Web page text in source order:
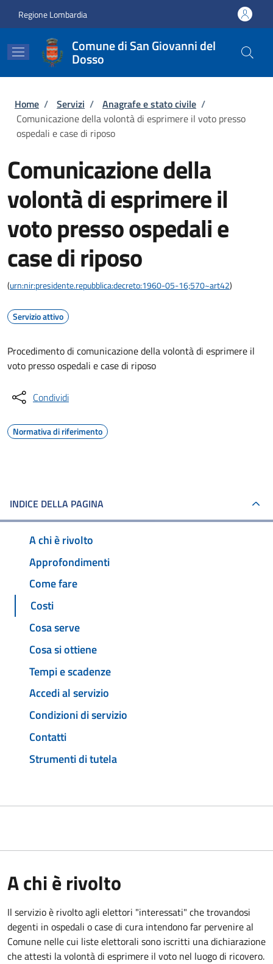
Regione Lombardia
Comune di San Giovanni del
Dosso
Briciole di pane
Home / Servizi / Anagrafe e stato civile /
Comunicazione della volontà di esprimere il voto presso
ospedali e case di riposo
Comunicazione della
volontà di esprimere il
voto presso ospedali e
case di riposo
(urn:nir:presidente.repubblica:decreto:1960-05-16;570~art42)
Servizio attivo
Procedimento di comunicazione della volontà di esprimere il
voto presso ospedali e case di riposo
Condividi
Normativa di riferimento
INDICE DELLA PAGINA
A chi è rivolto
Approfondimenti
Come fare
Costi
Cosa serve
Cosa si ottiene
Tempi e scadenze
Accedi al servizio
Condizioni di servizio
Contatti
Strumenti di tutela
A chi è rivolto
Il servizio è rivolto agli elettori "interessati" che trovandosi
degenti in ospedali o case di cura intendono far pervenire al
Comune nelle cui liste elettorali sono iscritti una dichiarazione
che attesti la volontà di esprimere il voto nel luogo di ricovero.